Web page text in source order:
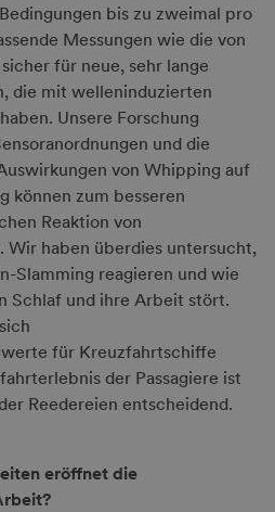
bis zu zweimal pro
Messungen wie die von
für neue, sehr lange
die mit welleninduzierten
Unsere Forschung
und die
von Whipping auf
können zum besseren
Reaktion von
Wir haben überdies untersucht,
Slamming reagieren und wie
Schlaf und ihre Arbeit stört.
für Kreuzfahrtschiffe
der Passagiere ist
Reedereien entscheidend.
eröffnet die